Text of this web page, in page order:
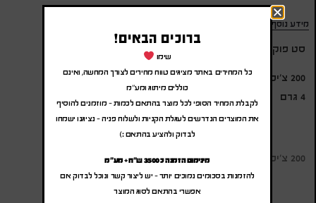
מידע נוסף
סט פוקר 200 צ'יפים באריזת מתנה
200 צ'יפים
4 גרם
200 צ'יפים
ברוכים הבאים!
שימו
כל המחירים באתר מציגים טווח מחירים לצורך המחשה, ואינם
כוללים מיתוג ומע"מ
לקבלת המחיר הסופי לכל מוצר בהתאם לכמות – מוזמנים להוסיף
את המוצרים הנדרשים לעגלת הקניות ולשלוח פניה – נציגנו ישמחו
לבדוק ולהציע בהתאם :)
מינימום הזמנה כ 3500 ש"ח + מע"מ
להזמנות בסכומים נמוכים יותר – יש ליצור קשר ונוכל לבדוק אם
אפשרי בהתאם לסוג המוצר